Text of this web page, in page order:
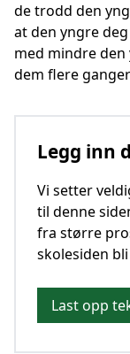
de trodd den
at den yngre
med mindre
dem flere
Legg inn
Vi setter
til denne
fra større
skolesiden
Last opp